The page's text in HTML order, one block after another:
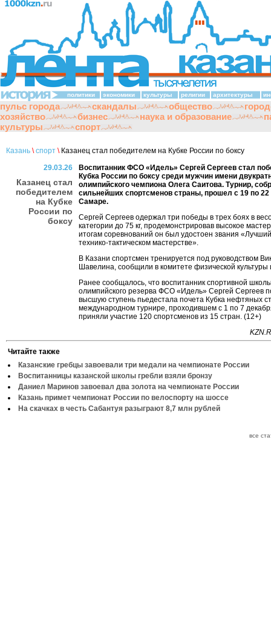
политики экономики культуры религии архитектуры
пульс города скандалы общество
хозяйство
бизнес наука и образование
культуры
спорт
Казань \ спорт \Казанец стал победителем на Кубке России по боксу
29.03.26
Казанец стал
победителем
на Кубке
России по
боксу
Воспитанник ФСО «Идель» Сергей Сергеев стал
Кубка России по боксу среди мужчин имени
олимпийского чемпиона Олега Саитова. Турнир,
сильнейших спортсменов страны, прошел с 19 по 22
Самаре.
Сергей Сергеев одержал три победы в трех боях в
категории до 75 кг, продемонстрировав высокое
итогам соревнований он был удостоен звания
технико-тактическом мастерстве».
В Казани спортсмен тренируется под руководством
Шавелина, сообщили в комитете физической культуры
Ранее сообщалось, что воспитанник спортивной
олимпийского резерва ФСО «Идель» Сергей Сергеев
высшую ступень пьедестала почета Кубка нефтяных
международном турнире, проходившем с 1 по 7
приняли участие 120 спортсменов из 15 стран. (12+)
Читайте также
Казанские гребцы завоевали три медали на чемпионате России
Воспитанницы казанской школы гребли взяли бронзу
Даниел Маринов завоевал два золота на чемпионате России
Казань примет чемпионат России по велоспорту на шоссе
На скачках в честь Сабантуя разыграют 8,7 млн рублей
все